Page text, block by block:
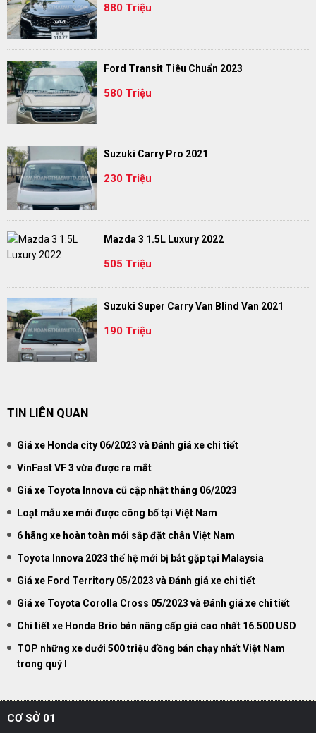
880 Triệu
Ford Transit Tiêu Chuẩn 2023
580 Triệu
Suzuki Carry Pro 2021
230 Triệu
Mazda 3 1.5L Luxury 2022
505 Triệu
Suzuki Super Carry Van Blind Van 2021
190 Triệu
TIN LIÊN QUAN
Giá xe Honda city 06/2023 và Đánh giá xe chi tiết
VinFast VF 3 vừa được ra mắt
Giá xe Toyota Innova cũ cập nhật tháng 06/2023
Loạt mẫu xe mới được công bố tại Việt Nam
6 hãng xe hoàn toàn mới sắp đặt chân Việt Nam
Toyota Innova 2023 thế hệ mới bị bắt gặp tại Malaysia
Giá xe Ford Territory 05/2023 và Đánh giá xe chi tiết
Giá xe Toyota Corolla Cross 05/2023 và Đánh giá xe chi tiết
Chi tiết xe Honda Brio bản nâng cấp giá cao nhất 16.500 USD
TOP những xe dưới 500 triệu đồng bán chạy nhất Việt Nam
trong quý I
CƠ SỞ 01